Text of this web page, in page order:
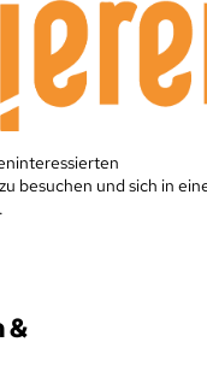
besuchen und sich in
&